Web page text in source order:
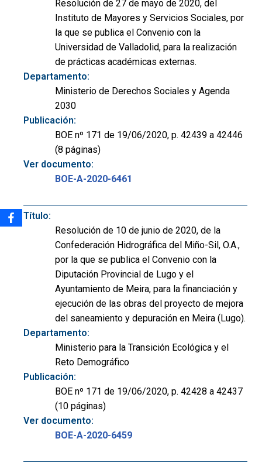
Resolución de 27 de mayo de 2020, del
Instituto de Mayores y Servicios Sociales, por
la que se publica el Convenio con la
Universidad de Valladolid, para la realización
de prácticas académicas externas.
Departamento:
Ministerio de Derechos Sociales y Agenda
2030
Publicación:
BOE nº 171 de 19/06/2020, p. 42439 a 42446
(8 páginas)
Ver documento:
BOE-A-2020-6461
Título:
Resolución de 10 de junio de 2020, de la
Confederación Hidrográfica del Miño-Sil, O.A.,
por la que se publica el Convenio con la
Diputación Provincial de Lugo y el
Ayuntamiento de Meira, para la financiación y
ejecución de las obras del proyecto de mejora
del saneamiento y depuración en Meira (Lugo).
Departamento:
Ministerio para la Transición Ecológica y el
Reto Demográfico
Publicación:
BOE nº 171 de 19/06/2020, p. 42428 a 42437
(10 páginas)
Ver documento:
BOE-A-2020-6459